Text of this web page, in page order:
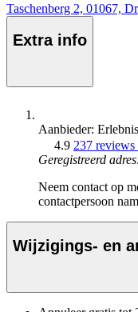
Taschenberg 2, 01067,
Extra info
Aanbieder:
4.9 237 reviews
Geregistreerd
Neem contact op
contactpersoon
Wijzigings- en